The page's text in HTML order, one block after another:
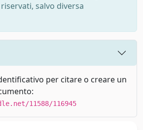
salvo diversa
per citare o creare un
11588/116945